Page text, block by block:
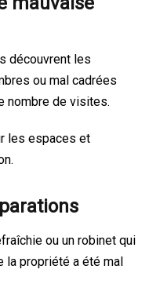
découvrent les
ou mal cadrées
nombre de visites.
les espaces et
ou un robinet qui
la propriété a été mal